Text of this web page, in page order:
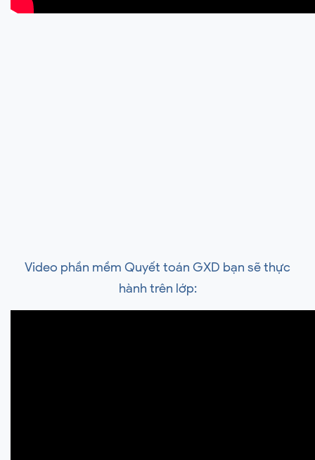
Video phần mềm Quyết toán GXD bạn sẽ thực
hành trên lớp: